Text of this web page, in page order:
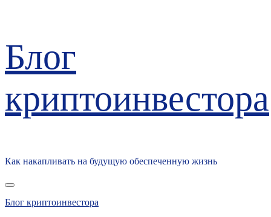
содержимому
Блог
криптоинвестора
Как накапливать на будущую обеспеченную жизнь
Основное
меню
Блог криптоинвестора